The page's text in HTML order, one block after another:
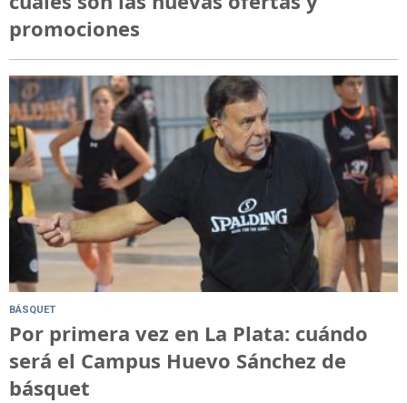
promociones
BÁSQUET
Por primera vez en La Plata: cuándo
será el Campus Huevo Sánchez de
básquet